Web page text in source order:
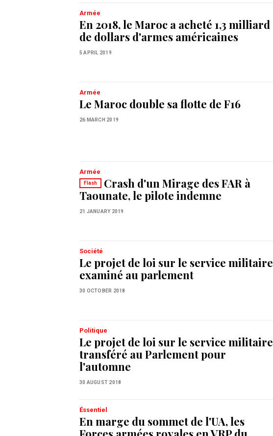
Armée
En 2018, le Maroc a acheté 1,3 milliard
de dollars d'armes américaines
5 APRIL 2019
Armée
Le Maroc double sa flotte de F16
26 MARCH 2019
Armée
Flash
Crash d'un Mirage des FAR à
Taounate, le pilote indemne
21 JANUARY 2019
Société
Le projet de loi sur le service militaire
examiné au parlement
30 OCTOBER 2018
Politique
Le projet de loi sur le service militaire
transféré au Parlement pour
l'automne
30 AUGUST 2018
Éssentiel
En marge du sommet de l'UA, les